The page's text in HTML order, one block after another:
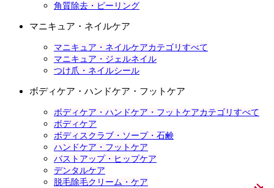
角質除去・ピーリング
マニキュア・ネイルケア
マニキュア・ネイルケアカテゴリすべて
マニキュア・ジェルネイル
つけ爪・ネイルシール
ボディケア・ハンドケア・フットケア
ボディケア・ハンドケア・フットケアカテゴリすべて
ボディケア
ボディスクラブ・ソープ・石鹸
ハンドケア・フットケア
バストアップ・ヒップケア
デンタルケア
脱毛除毛クリーム・ケア